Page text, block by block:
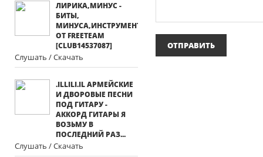
ЛИРИКА,МИНУС -
БИТЫ,
МИНУСА,ИНСТРУМЕНТАЛЫ
ОТ FREETEAM
[CLUB14537087]
Слушать / Скачать
.ΙLLΙLΙ.ΙL АРМЕЙСКИЕ
И ДВОРОВЫЕ ПЕСНИ
ПОД ГИТАРУ -
АККОРД ГИТАРЫ Я
ВОЗЬМУ В
ПОСЛЕДНИЙ РАЗ...
Слушать / Скачать